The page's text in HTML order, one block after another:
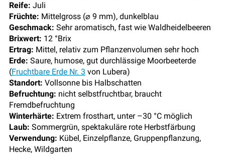
Reife: Juli
Früchte: Mittelgross (⌀ 9 mm), dunkelblau
Geschmack: Sehr aromatisch, fast wie Waldheidelbeeren
Brixwert: 12 °Brix
Ertrag: Mittel, relativ zum Pflanzenvolumen sehr hoch
Erde: Saure, humose, gut durchlässige Moorbeeterde
(Fruchtbare Erde Nr. 3 von Lubera)
Standort: Vollsonne bis Halbschatten
Befruchtung: nicht selbstfruchtbar, braucht
Fremdbefruchtung
Winterhärte: Extrem frosthart, unter –30 °C möglich
Laub: Sommergrün, spektakuläre rote Herbstfärbung
Verwendung: Kübel, Einzelpflanze, Gruppenpflanzung,
Hecke, Wildgarten